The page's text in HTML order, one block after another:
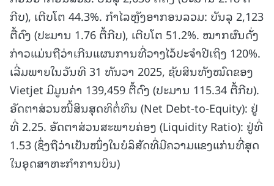
ກີບ), ເຕີບໂຕ 44.3%. ກຳໄລຫຼັງອາກອນລວມ: ບັນລຸ 2,123
ຕື້ດົງ (ປະມານ 1.76 ຕື້ກີບ), ເຕີບໂຕ 51.2%. ໝາກຜົນດັ່ງ
ກ່າວແມ່ນຖືວ່າເກີນແຜນການທີ່ວາງໄວ້ປະຈຳປີເຖິງ 120%.
ເລີ່ມພາຍໃນວັນທີ 31 ທັນວາ 2025, ຊັບສິນທັງໝົດຂອງ
Vietjet ມີມູນຄ່າ 139,459 ຕື້ດົງ (ປະມານ 115.34 ຕື້ກີບ).
ອັດຕາສ່ວນໜີ້ສິນສຸດທິຕໍ່ທຶນ (Net Debt-to-Equity): ຢູ່
ທີ່ 2.25. ອັດຕາສ່ວນສະພາບຄ່ອງ (Liquidity Ratio): ຢູ່ທີ່
1.53 (ຊຶ່ງຖືວ່າເປັນໜຶ່ງໃນບໍລິສັດທີ່ມີຄວາມແຂງແກ່ນທີ່ສຸດ
ໃນອຸດສາຫະກຳການບິນ)